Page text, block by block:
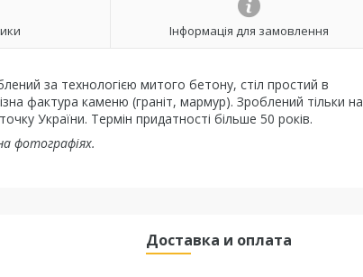
Інформація для замовлення
за технологією митого бетону, стіл простий в
фактура каменю (граніт, мармур). Зроблений тільки на
України. Термін придатності більше 50 років.
фотографіях.
Доставка и оплата